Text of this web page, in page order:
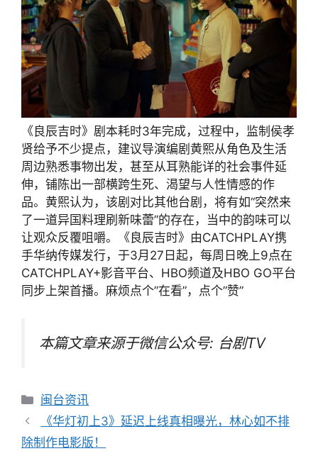
《良辰吉时》剧本耗时3年完成，过程中，监制侯孝
贤给予不少提点，建议导演编剧黄熙从角色及生活
周边熟悉事物出发，甚至从耳熟能详的社会事件延
伸，铺陈出一部横跨生死、渴望与人性情感的作
品。黄熙认为，该剧对比其他台剧，将有如“突然来
了一道异国料理刷新味蕾”的存在，当中的韵味可以
让观众反覆咀嚼。《良辰吉时》由CATCHPLAY携
手华纳传媒发行，于3月27日起，每周日晚上9点在
CATCHPLAY+影音平台、HBO频道及HBO GO平台
同步上架首播。麻烦点个”在看”，点个”赞”
本篇文章来源于微信公众号: 台剧TV
分
类
闽台资讯
文
章
《华灯初上3》延迟上线真相曝光，林心如不排
除制作电影版！